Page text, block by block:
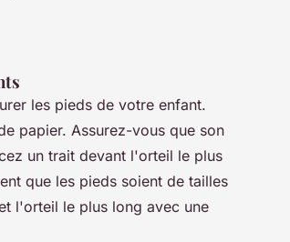
les pieds de votre enfant.
papier. Assurez-vous que son
un trait devant l'orteil le plus
que les pieds soient de tailles
l'orteil le plus long avec une